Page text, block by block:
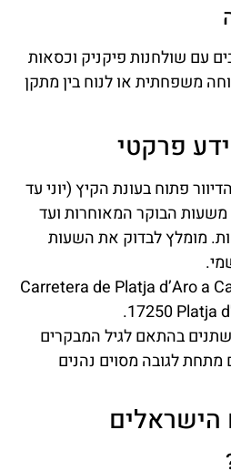
עם שולחנות פיקניק וכסאות
משפחתית או לנוח בין מתקן
פרקטי
פתוח בעונת הקיץ (יוני עד
הבוקר המאוחרות ועד
מומלץ לבדוק את השעות
Carretera de Platja d’Aro a
17250 Platja
בהתאם לגיל המבקרים
מתחת לגובה מסוים נהנים
הישראלים